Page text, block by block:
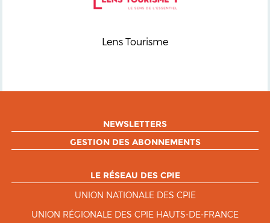
Lens Tourisme
NEWSLETTERS
GESTION DES ABONNEMENTS
LE RÉSEAU DES CPIE
UNION NATIONALE DES CPIE
UNION RÉGIONALE DES CPIE HAUTS-DE-FRANCE